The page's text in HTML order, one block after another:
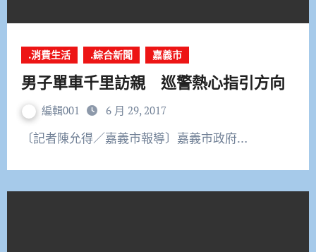
.消費生活 .綜合新聞 嘉義市
男子單車千里訪親 巡警熱心指引方向
編輯001 6 月 29, 2017
〔記者陳允得／嘉義市報導〕嘉義市政府…